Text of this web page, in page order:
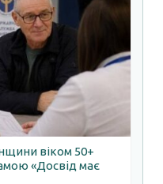
віком 50+
«Досвід має